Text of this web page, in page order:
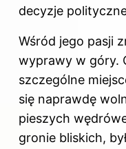
decyzje
Wśród jego pasji
wyprawy w góry.
szczególne
się naprawdę
pieszych
gronie bliskich,